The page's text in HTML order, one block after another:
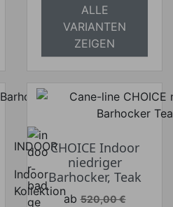
ALLE
VARIANTEN
ZEIGEN
INDOOR
Indoor
Kollektion
CHOICE Indoor
niedriger
Barhocker, Teak
Verkaufspreis
ab 520,00 €